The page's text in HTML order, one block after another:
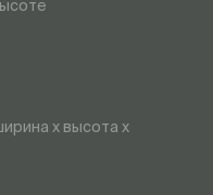
x высота x